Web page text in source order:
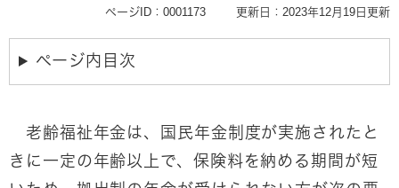
ページID：0001173 更新日：2023年12月19日更新
ページ内目次
老齢福祉年金は、国民年金制度が実施されたと
きに一定の年齢以上で、保険料を納める期間が短